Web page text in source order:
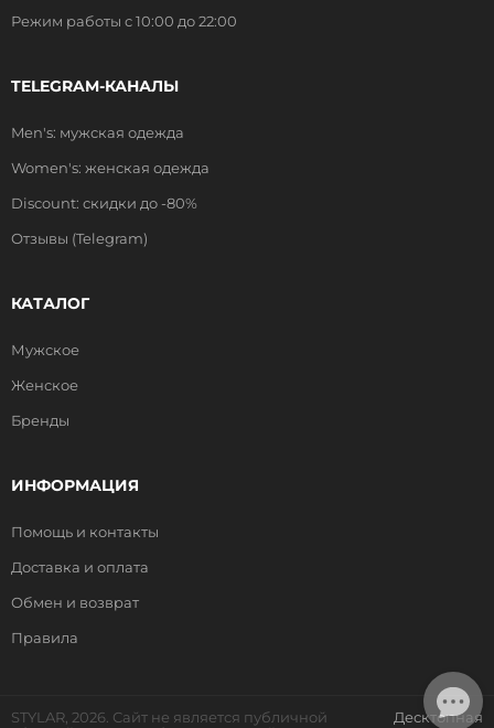
Режим работы с 10:00 до 22:00
TELEGRAM-КАНАЛЫ
Men's: мужская одежда
Women's: женская одежда
Discount: скидки до -80%
Отзывы (Telegram)
КАТАЛОГ
Мужское
Женское
Бренды
ИНФОРМАЦИЯ
Помощь и контакты
Доставка и оплата
Обмен и возврат
Правила
STYLAR, 2026. Сайт не является публичной
Десктопная